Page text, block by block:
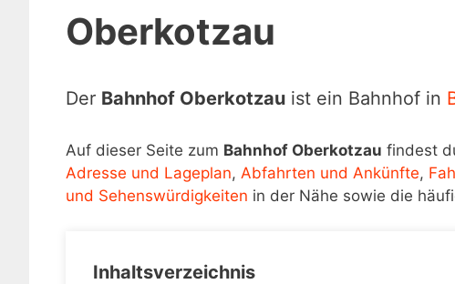
Oberkotzau
Der Bahnhof Oberkotzau ist ein Bahnhof in
Auf dieser Seite zum Bahnhof Oberkotzau findest
Adresse und Lageplan, Abfahrten und Ankünfte,
und Sehenswürdigkeiten in der Nähe sowie die
Inhaltsverzeichnis